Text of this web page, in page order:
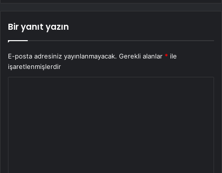
Bir yanıt yazın
E-posta adresiniz yayınlanmayacak. Gerekli alanlar * ile
işaretlenmişlerdir